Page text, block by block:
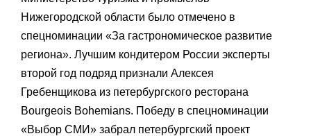
Нижегородской области было отмечено в
спецноминации «За гастрономическое развитие
региона». Лучшим кондитером России эксперты
второй год подряд признали Алексея
Гребенщикова из петербургского ресторана
Bourgeois Bohemians. Победу в спецноминации
«Выбор СМИ» забрал петербургский проект